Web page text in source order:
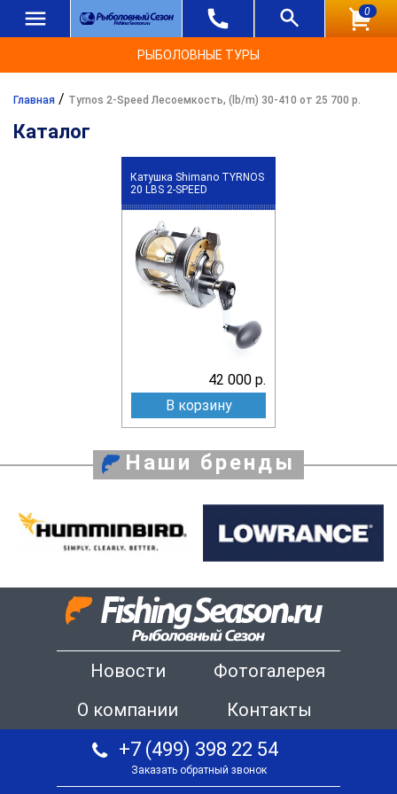
0
РЫБОЛОВНЫЕ ТУРЫ
Главная / Tyrnos 2-Speed Лесоемкость, (lb/m) 30-410 от 25 700 р.
Каталог
Катушка Shimano TYRNOS
20 LBS 2-SPEED
42 000 р.
В корзину
Наши бренды
Новости
Фотогалерея
О компании
Контакты
+7 (499) 398 22 54
Заказать обратный звонок